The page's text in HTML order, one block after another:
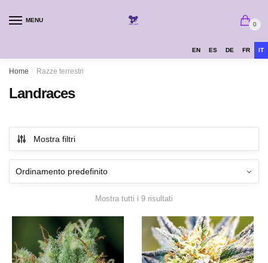
MENU
0
EN ES DE FR IT
Home / Razze terrestri
Landraces
Mostra filtri
Mostra tutti i 9 risultati